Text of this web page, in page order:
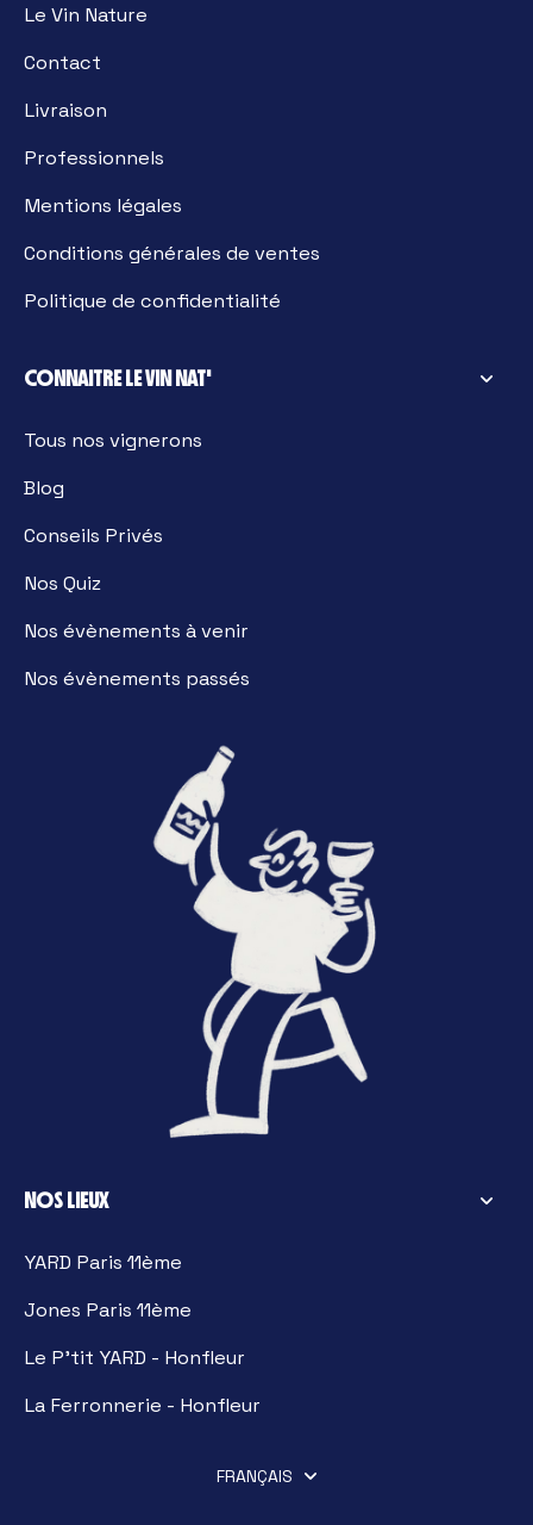
Le Vin Nature
Contact
Livraison
Professionnels
Mentions légales
Conditions générales de ventes
Politique de confidentialité
CONNAITRE LE VIN NAT'
Tous nos vignerons
Blog
Conseils Privés
Nos Quiz
Nos évènements à venir
Nos évènements passés
NOS LIEUX
YARD Paris 11ème
Jones Paris 11ème
Le P'tit YARD - Honfleur
La Ferronnerie - Honfleur
FRANÇAIS